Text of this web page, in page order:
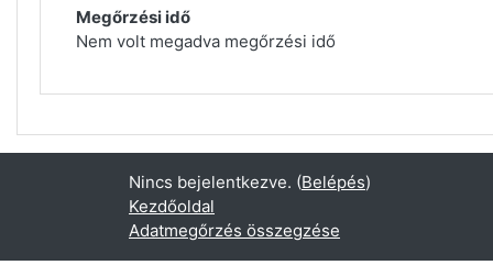
Megőrzési idő
Nem volt megadva megőrzési idő
Nincs bejelentkezve. (Belépés)
Kezdőoldal
Adatmegőrzés összegzése